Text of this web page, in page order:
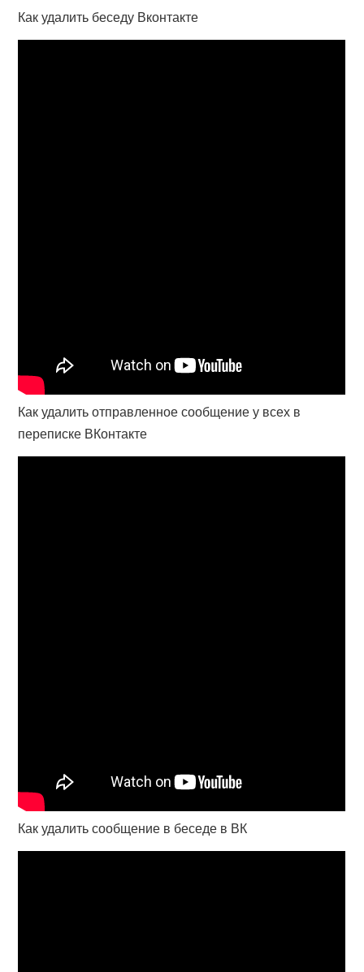
Как удалить беседу Вконтакте
Как удалить отправленное сообщение у всех в
переписке ВКонтакте
Как удалить сообщение в беседе в ВК